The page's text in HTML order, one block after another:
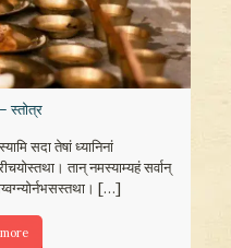
स्तोत्र
सदा तेषां ध्यानिनां
तान् नमस्याम्यहं सर्वान्
[…]